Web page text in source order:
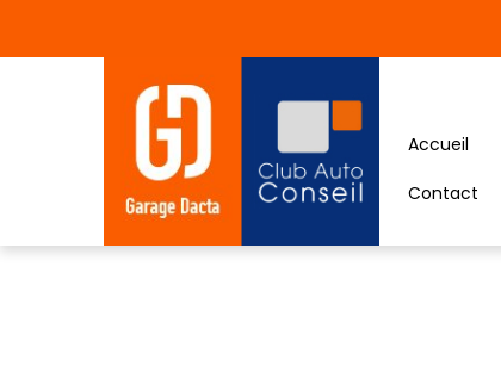
Accueil
Contact